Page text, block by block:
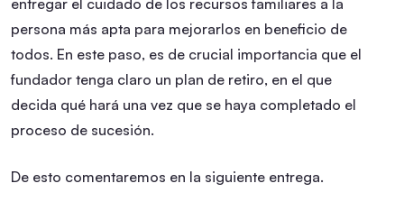
persona más apta para mejorarlos en beneficio de
todos. En este paso, es de crucial importancia que el
fundador tenga claro un plan de retiro, en el que
decida qué hará una vez que se haya completado el
proceso de sucesión.
De esto comentaremos en la siguiente entrega.